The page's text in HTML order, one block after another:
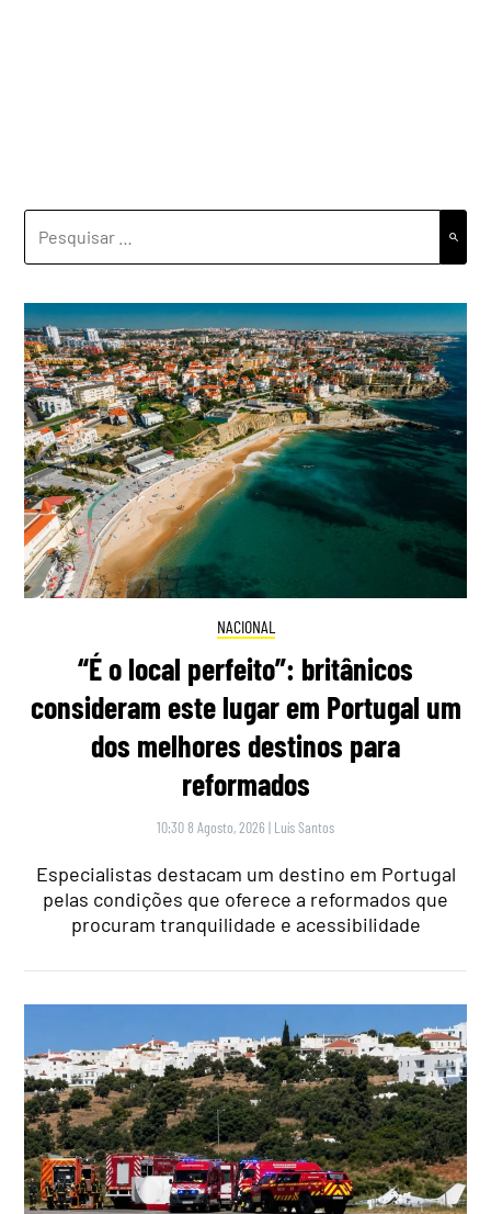
POR:
NACIONAL
“É o local perfeito”: britânicos
consideram este lugar em Portugal um
dos melhores destinos para
reformados
10:30 8 Agosto, 2026 | Luís Santos
Especialistas destacam um destino em Portugal
pelas condições que oferece a reformados que
procuram tranquilidade e acessibilidade